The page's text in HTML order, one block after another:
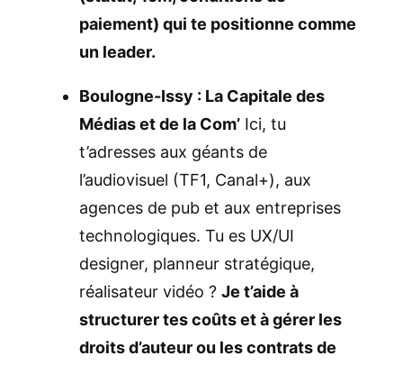
paiement) qui te positionne comme
un leader.
Boulogne-Issy : La Capitale des
Médias et de la Com’ Ici, tu
t’adresses aux géants de
l’audiovisuel (TF1, Canal+), aux
agences de pub et aux entreprises
technologiques. Tu es UX/UI
designer, planneur stratégique,
réalisateur vidéo ? Je t’aide à
structurer tes coûts et à gérer les
droits d’auteur ou les contrats de